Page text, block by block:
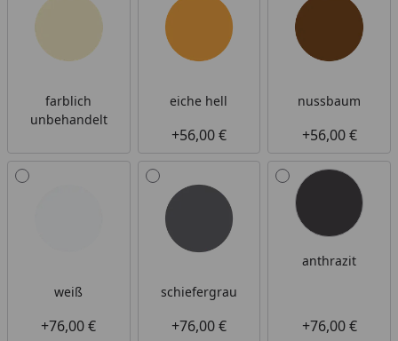
farblich
unbehandelt
eiche hell
+56,00 €
nussbaum
+56,00 €
weiß
+76,00 €
schiefergrau
+76,00 €
anthrazit
+76,00 €